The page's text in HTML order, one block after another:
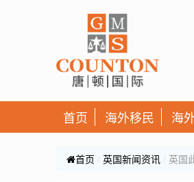
首页 海外移民 海
首页 英国新闻资讯 英国